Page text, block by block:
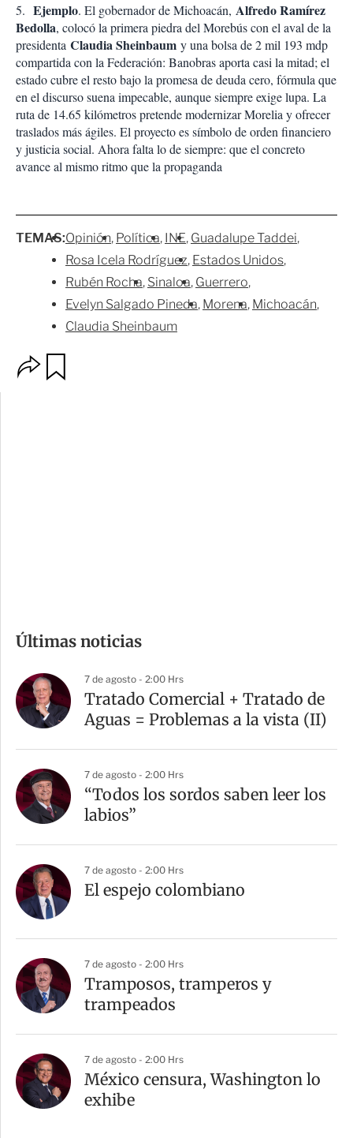
5. Ejemplo. El gobernador de Michoacán, Alfredo Ramírez
Bedolla, colocó la primera piedra del Morebús con el aval de la
presidenta Claudia Sheinbaum y una bolsa de 2 mil 193 mdp
compartida con la Federación: Banobras aporta casi la mitad; el
estado cubre el resto bajo la promesa de deuda cero, fórmula que
en el discurso suena impecable, aunque siempre exige lupa. La
ruta de 14.65 kilómetros pretende modernizar Morelia y ofrecer
traslados más ágiles. El proyecto es símbolo de orden financiero
y justicia social. Ahora falta lo de siempre: que el concreto
avance al mismo ritmo que la propaganda
TEMAS:Opinión Política INE Guadalupe Taddei
Rosa Icela Rodríguez Estados Unidos
Rubén Rocha Sinaloa Guerrero
Evelyn Salgado Pineda Morena Michoacán
Claudia Sheinbaum
p
p
a
r
t
Últimas noticias
7 de agosto - 2:00 Hrs
Tratado Comercial + Tratado de
Aguas = Problemas a la vista (II)
7 de agosto - 2:00 Hrs
“Todos los sordos saben leer los
labios”
7 de agosto - 2:00 Hrs
El espejo colombiano
7 de agosto - 2:00 Hrs
Tramposos, tramperos y
trampeados
7 de agosto - 2:00 Hrs
México censura, Washington lo
exhibe